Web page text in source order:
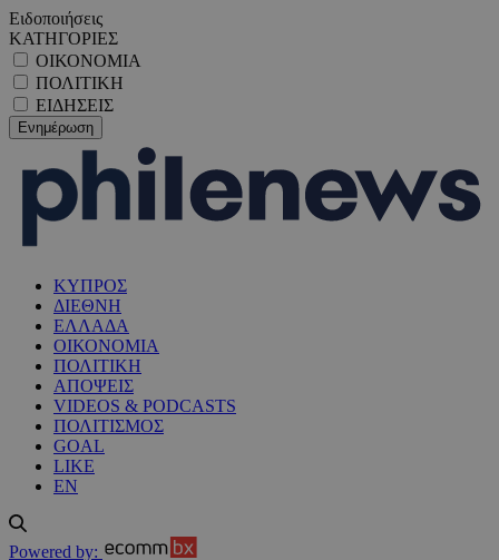
Ειδοποιήσεις
ΚΑΤΗΓΟΡΙΕΣ
ΟΙΚΟΝΟΜΙΑ
ΠΟΛΙΤΙΚΗ
ΕΙΔΗΣΕΙΣ
ΚΥΠΡΟΣ
ΔΙΕΘΝΗ
ΕΛΛΑΔΑ
ΟΙΚΟΝΟΜΙΑ
ΠΟΛΙΤΙΚΗ
ΑΠΟΨΕΙΣ
VIDEOS & PODCASTS
ΠΟΛΙΤΙΣΜΟΣ
GOAL
LIKE
EN
Powered by: